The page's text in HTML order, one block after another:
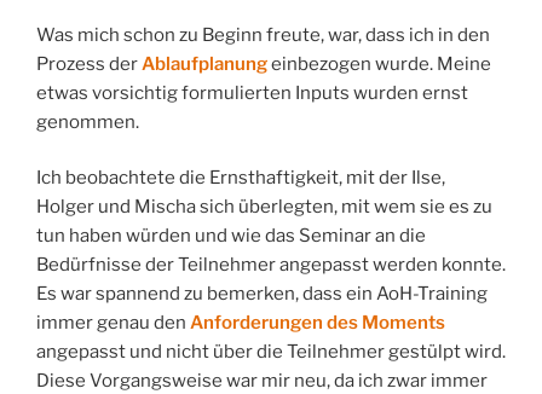
Was mich schon zu Beginn freute, war, dass ich in den
Prozess derAblaufplanungeinbezogen wurde. Meine
etwas vorsichtig formulierten Inputs wurden ernst
genommen.
Ich beobachtete die Ernsthaftigkeit, mit der Ilse,
Holger und Mischa sich überlegten, mit wem sie es zu
tun haben würden und wie das Seminar an die
Bedürfnisse der Teilnehmer angepasst werden konnte.
Es war spannend zu bemerken, dass ein AoH-Training
immer genau den Anforderungen des Moments
angepasst und nicht über die Teilnehmer gestülpt wird.
Diese Vorgangsweise war mir neu, da ich zwar immer